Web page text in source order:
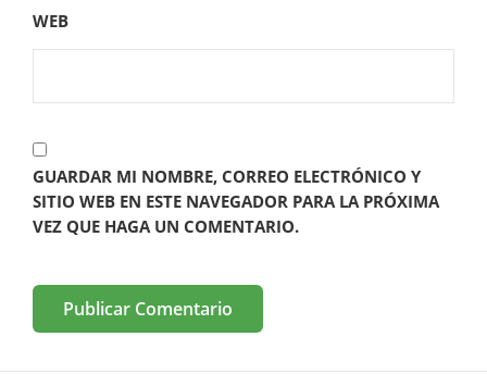
WEB
GUARDAR MI NOMBRE, CORREO ELECTRÓNICO Y
SITIO WEB EN ESTE NAVEGADOR PARA LA PRÓXIMA
VEZ QUE HAGA UN COMENTARIO.